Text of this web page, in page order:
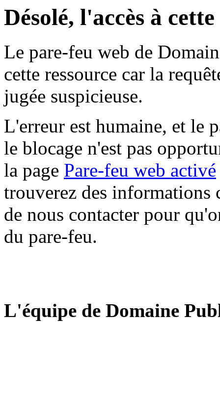
Désolé, l'accès à
Le pare-feu web de
cette ressource car la
jugée suspicieuse.
L'erreur est humaine, et le
le blocage n'est pas
la page Pare-feu web activé
trouverez des informations
de nous contacter pour
du pare-feu.
L'équipe de Domaine